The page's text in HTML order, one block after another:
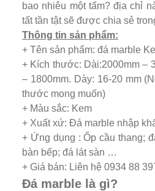
bao nhiêu một tấm? địa chỉ
tất tần tật sẽ được chia sẻ
Thông tin sản phẩm:
+ Tên sản phẩm: đá marble
+ Kích thước: Dài:2000mm –
– 1800mm. Dày: 16-20 mm
thước mong muốn)
+ Màu sắc: Kem
+ Xuất xứ: Đá marble nhập
+ Ứng dụng : Ốp cầu thang;
bàn bếp; đá lát sàn …
+ Giá bán: Liên hệ 0934 88
Đá marble là gì?